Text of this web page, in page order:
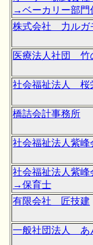
→ベーカリー部門
株式会社 力ルガ
医療法人社団 竹
社会福祉法人 桜
橋詰会計事務所
社会福祉法人紫
社会福祉法人紫
→保育士
有限会社 匠技建
一般社団法人 あ